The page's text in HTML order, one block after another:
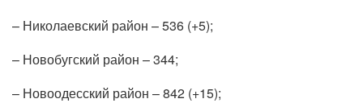
– Николаевский район – 536 (+5);
– Новобугский район – 344;
– Новоодесский район – 842 (+15);